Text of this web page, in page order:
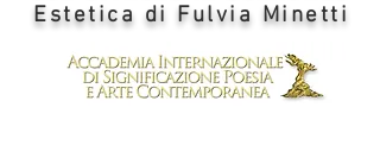
Estetica di Fulvia Minetti